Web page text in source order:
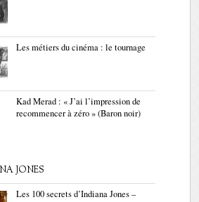
Les métiers du cinéma : le tournage
Kad Merad : « J’ai l’impression de
recommencer à zéro » (Baron noir)
JONES
Les 100 secrets d’Indiana Jones –